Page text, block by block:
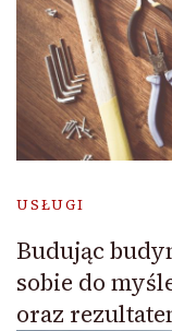
USŁUGI
Budując
sobie do
oraz